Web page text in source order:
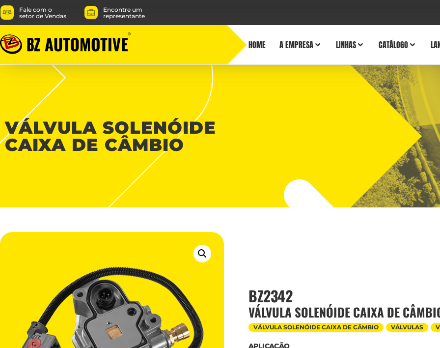
Fale com o
setor de Vendas
Encontre um
representante
HOME A EMPRESA LINHAS CATÁLOGO
VÁLVULA SOLENÓIDE
CAIXA DE CÂMBIO
BZ2342
VÁLVULA SOLENÓIDE CAIXA DE
VÁLVULA SOLENÓIDE CAIXA DE CÂMBIO VÁLVULAS
APLICAÇÃO